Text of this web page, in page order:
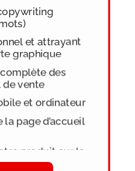
et attrayant
graphique
des
de vente
et ordinateur
page d’accueil
produit sur la